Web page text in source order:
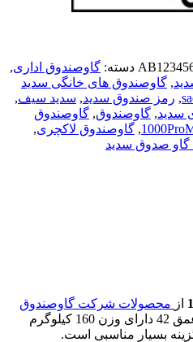
دسته: گاوصندوق اداری,
, گاوصندوق های خانگی سدید
, رمز صندوق سدید, سدید سیف,
سدید, گاوصندوق, گاوصندوق
, گاوصندوق لاکچری,
گاو صدوق سدید
از محصولات شرکت گاوصندوق
با ارتفاع 100 عرض 52 و عمق 42 دارای وزن 160 کیلوگرم
بسیار مناسبی است.